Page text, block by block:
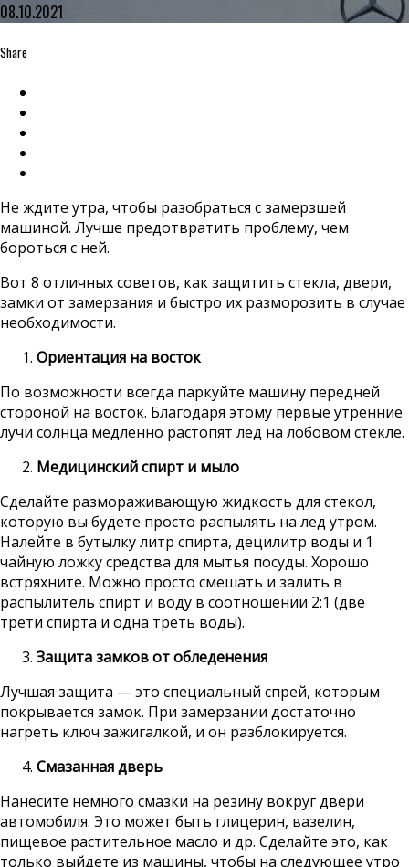
08.10.2021
Share
Не ждите утра, чтобы разобраться с замерзшей
машиной. Лучше предотвратить проблему, чем
бороться с ней.
Вот 8 отличных советов, как защитить стекла, двери,
замки от замерзания и быстро их разморозить в случае
необходимости.
Ориентация на восток
По возможности всегда паркуйте машину передней
стороной на восток. Благодаря этому первые утренние
лучи солнца медленно растопят лед на лобовом стекле.
Медицинский спирт и мыло
Сделайте размораживающую жидкость для стекол,
которую вы будете просто распылять на лед утром.
Налейте в бутылку литр спирта, децилитр воды и 1
чайную ложку средства для мытья посуды. Хорошо
встряхните. Можно просто смешать и залить в
распылитель спирт и воду в соотношении 2:1 (две
трети спирта и одна треть воды).
Защита замков от обледенения
Лучшая защита — это специальный спрей, которым
покрывается замок. При замерзании достаточно
нагреть ключ зажигалкой, и он разблокируется.
Смазанная дверь
Нанесите немного смазки на резину вокруг двери
автомобиля. Это может быть глицерин, вазелин,
пищевое растительное масло и др. Сделайте это, как
только выйдете из машины, чтобы на следующее утро